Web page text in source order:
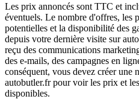
Les prix annoncés sont TTC et
éventuels. Le nombre d'offres, les
potentielles et la disponibilité des
depuis votre dernière visite sur
reçu des communications
des e-mails, des campagnes en
conséquent, vous devez créer une
autobutler.fr pour voir les prix et
disponibles.